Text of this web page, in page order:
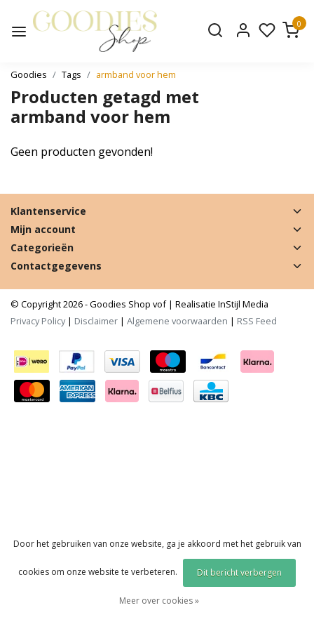
0
Goodies Tags armband voor hem
Producten getagd met
armband voor hem
Geen producten gevonden!
Klantenservice
Mijn account
Categorieën
Contactgegevens
© Copyright 2026 - Goodies Shop vof | Realisatie InStijl Media
Privacy Policy| Disclaimer | Algemene voorwaarden | RSS Feed
Door het gebruiken van onze website, ga je akkoord met het gebruik van
cookies om onze website te verbeteren. Dit bericht verbergen
Meer over cookies »